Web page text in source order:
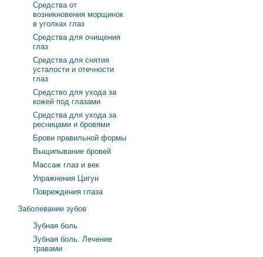
Средства от
возникновения морщинок
в уголках глаз
Средства для очищения
глаз
Средства для снятия
усталости и отечности
глаз
Средство для ухода за
кожей под глазами
Средства для ухода за
ресницами и бровями
Брови правильной формы
Выщипывание бровей
Массаж глаз и век
Упражнения Цигун
Повреждения глаза
Заболевание зубов
Зубная боль
Зубная боль. Лечение
травами